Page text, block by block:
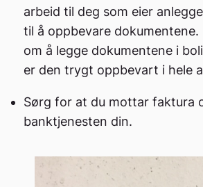
arbeid til deg som eier
til å oppbevare dokumentene.
om å legge dokumentene i
er den trygt oppbevart i hele
Sørg for at du mottar faktura
banktjenesten din.